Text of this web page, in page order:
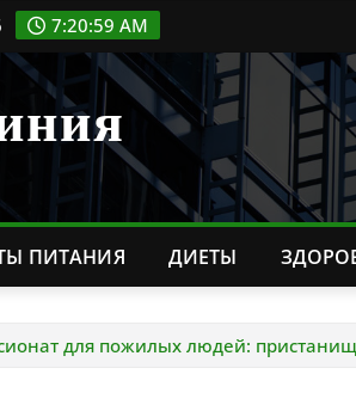
7:21:01 AM
ПИТАНИЯ ДИЕТЫ
для пожилых людей: